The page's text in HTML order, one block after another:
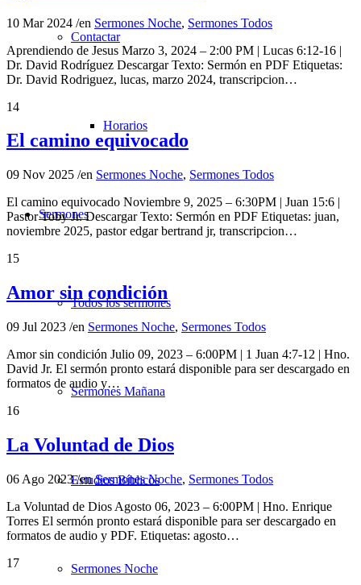
Contactar
Horarios
Sermones
Todos los sermones
Sermones Mañana
Estudios Bíblicos
Sermones Noche
10 Mar 2024 /en Sermones Noche, Sermones Todos
Aprendiendo de Jesus Marzo 3, 2024 – 2:00 PM | Lucas 6:12-16 |
Dr. David Rodríguez Descargar Texto: Sermón en PDF Etiquetas:
Dr. David Rodriguez, lucas, marzo 2024, transcripcion…
14
El camino equivocado
09 Nov 2025 /en Sermones Noche, Sermones Todos
El camino equivocado Noviembre 9, 2025 – 6:30PM | Juan 15:6 |
Pastor Toby Jr. Descargar Texto: Sermón en PDF Etiquetas: juan,
noviembre 2025, pastor edgar bertrand jr, transcripcion…
15
Amor sin condición
09 Jul 2023 /en Sermones Noche, Sermones Todos
Amor sin condición Julio 09, 2023 – 6:00PM | 1 Juan 4:7-12 | Hno.
David Jr. El sermón pronto estará disponible para ser descargado en
formatos de audio y…
16
La Voluntad de Dios
06 Ago 2023/enSermones Noche, Sermones Todos
La Voluntad de Dios Agosto 06, 2023 – 6:00PM | Hno. Enrique
Torres El sermón pronto estará disponible para ser descargado en
formatos de audio y PDF. Etiquetas: agosto…
17